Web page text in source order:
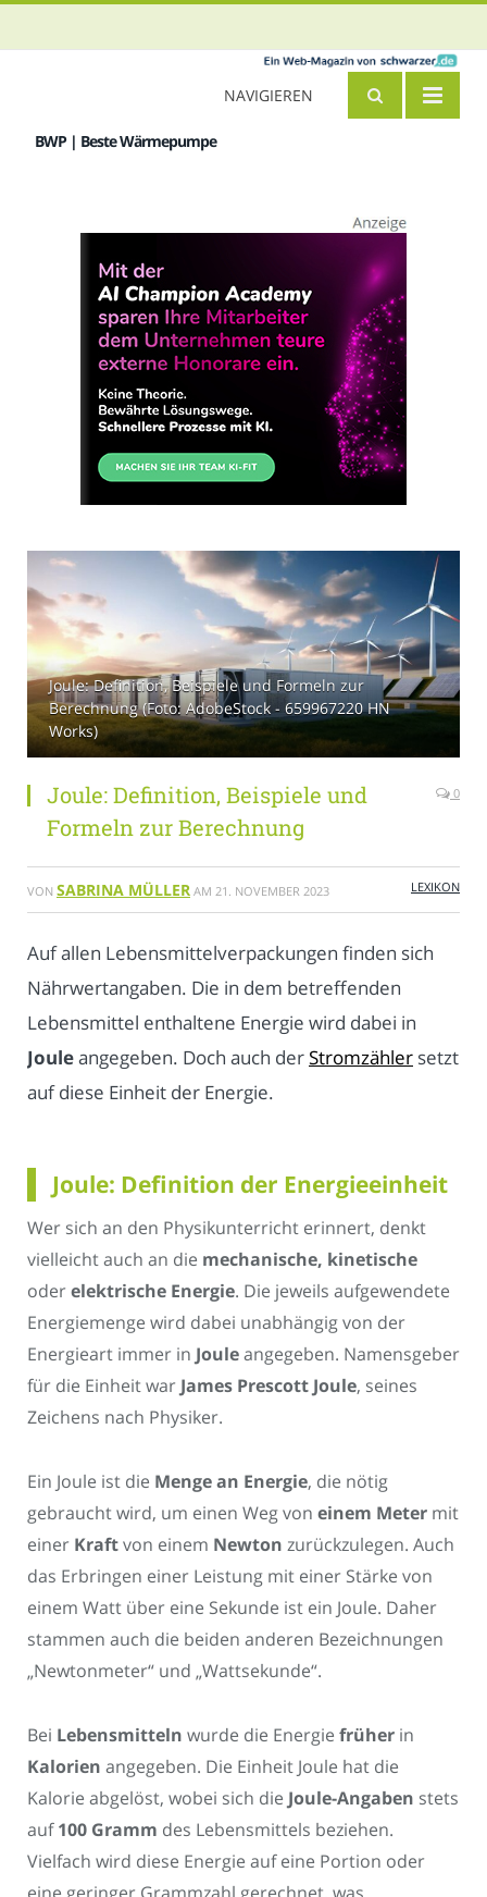
BWP | Beste Wärmepumpe
NAVIGIEREN
Joule: Definition, Beispiele und Formeln zur
Berechnung (Foto: AdobeStock - 659967220 HN
Works)
Joule: Definition, Beispiele und
Formeln zur Berechnung
0
VON SABRINA MÜLLER AM 21. NOVEMBER 2023 LEXIKON
Auf allen Lebensmittelverpackungen finden sich
Nährwertangaben. Die in dem betreffenden
Lebensmittel enthaltene Energie wird dabei in
Jouleangegeben. Doch auch der Stromzähler setzt
auf diese Einheit der Energie.
Joule: Definition der Energieeinheit
Wer sich an den Physikunterricht erinnert, denkt
vielleicht auch an die mechanische, kinetische
oderelektrische Energie. Die jeweils aufgewendete
Energiemenge wird dabei unabhängig von der
Energieart immer in Jouleangegeben. Namensgeber
für die Einheit war James Prescott Joule, seines
Zeichens nach Physiker.
Ein Joule ist die Menge an Energie, die nötig
gebraucht wird, um einen Weg von einem Meter mit
einer Kraftvon einem Newton zurückzulegen. Auch
das Erbringen einer Leistung mit einer Stärke von
einem Watt über eine Sekunde ist ein Joule. Daher
stammen auch die beiden anderen Bezeichnungen
„Newtonmeter“ und „Wattsekunde“.
Bei Lebensmitteln wurde die Energie früher in
Kalorien angegeben. Die Einheit Joule hat die
Kalorie abgelöst, wobei sich die Joule-Angaben stets
auf100 Gramm des Lebensmittels beziehen.
Vielfach wird diese Energie auf eine Portion oder